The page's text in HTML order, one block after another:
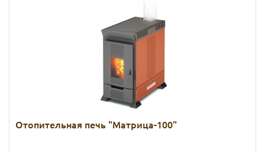
Отопительная печь "Матрица-100"